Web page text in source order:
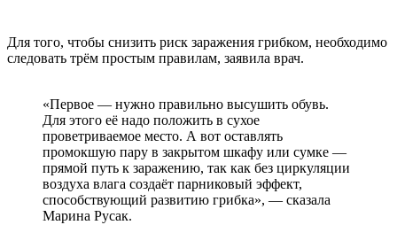
Для того, чтобы снизить риск заражения грибком, необходимо
следовать трём простым правилам, заявила врач.
«Первое — нужно правильно высушить обувь.
Для этого её надо положить в сухое
проветриваемое место. А вот оставлять
промокшую пару в закрытом шкафу или сумке —
прямой путь к заражению, так как без циркуляции
воздуха влага создаёт парниковый эффект,
способствующий развитию грибка», — сказала
Марина Русак.